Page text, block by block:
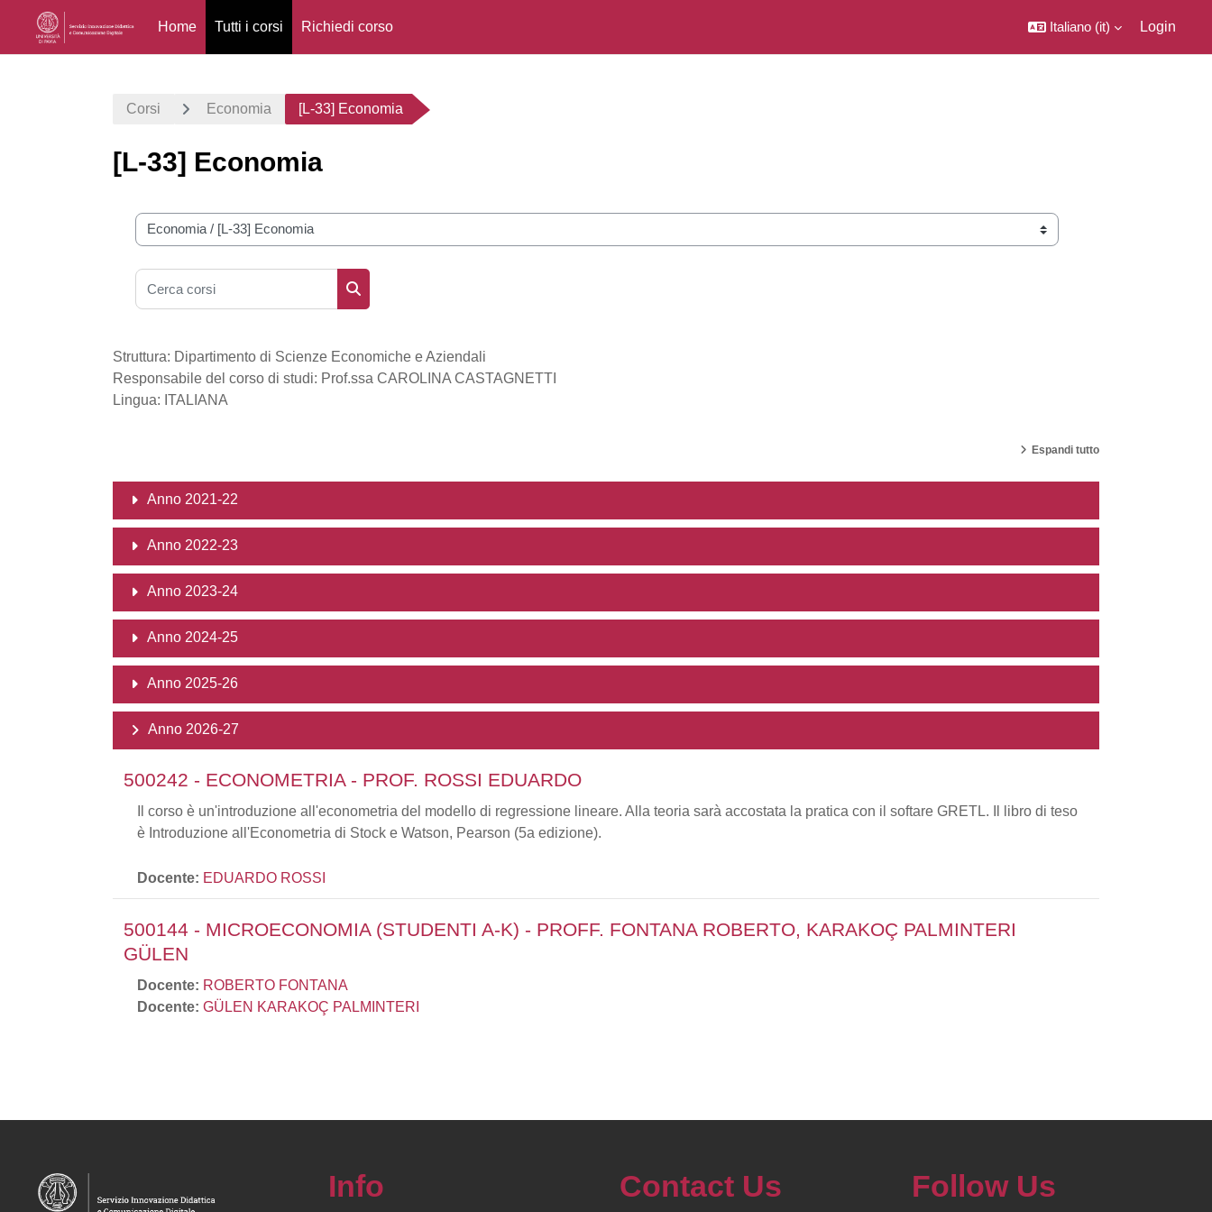
Home Tutti i corsi Richiedi corso Italiano ‎(it)‎ Login
Corsi Economia [L-33] Economia
[L-33] Economia
Categorie di corso
Cerca corsi
Struttura: Dipartimento di Scienze Economiche e Aziendali
Responsabile del corso di studi: Prof.ssa CAROLINA CASTAGNETTI
Lingua: ITALIANA
Espandi tutto
Anno 2021-22
Anno 2022-23
Anno 2023-24
Anno 2024-25
Anno 2025-26
Anno 2026-27
500242 - ECONOMETRIA - PROF. ROSSI EDUARDO
Il corso è un'introduzione all'econometria del modello di regressione lineare. Alla teoria sarà accostata la pratica con il softare GRETL. Il libro di teso
è Introduzione all'Econometria di Stock e Watson, Pearson (5a edizione).
Docente: EDUARDO ROSSI
500144 - MICROECONOMIA (STUDENTI A-K) - PROFF. FONTANA ROBERTO, KARAKOÇ PALMINTERI
GÜLEN
Docente: ROBERTO FONTANA
Docente: GÜLEN KARAKOÇ PALMINTERI
Info Contact Us Follow Us